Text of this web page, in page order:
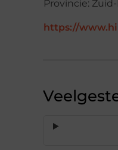
Provincie:
https://